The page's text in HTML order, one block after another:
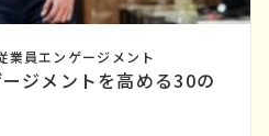
ジメントを高める30の
業員エンゲージメント